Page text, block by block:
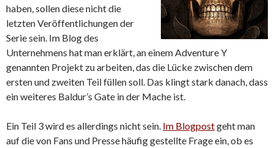
haben, sollen diese nicht die
letzten Veröffentlichungen der
Serie sein. Im Blog des
Unternehmens hat man erklärt, an einem Adventure Y
genannten Projekt zu arbeiten, das die Lücke zwischen dem
ersten und zweiten Teil füllen soll. Das klingt stark danach, dass
ein weiteres Baldur’s Gate in der Mache ist.
Ein Teil 3 wird es allerdings nicht sein. Im Blogpostgeht man
auf die von Fans und Presse häufig gestellte Frage ein, ob es